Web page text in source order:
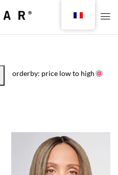
orderby: price low to high